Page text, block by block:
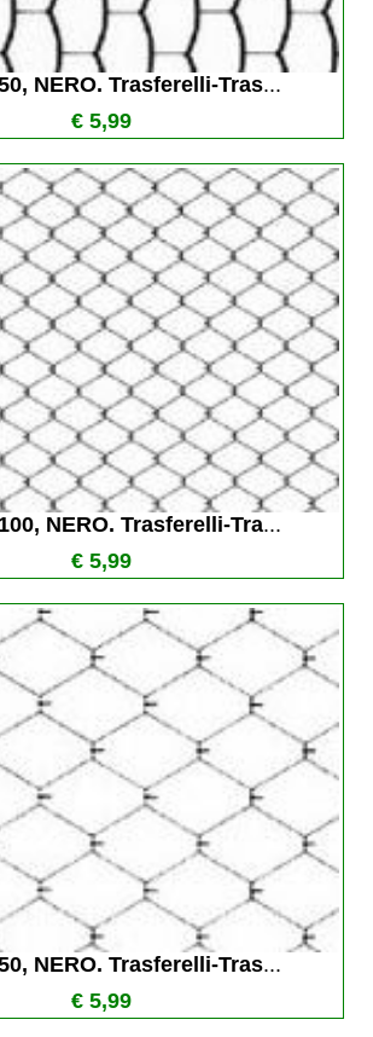
NERO. Trasferelli-Tras...
€ 5,99
NERO. Trasferelli-Tra...
€ 5,99
NERO. Trasferelli-Tras...
€ 5,99